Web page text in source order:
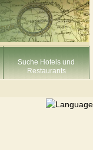
Suche Hotels und
Restaurants